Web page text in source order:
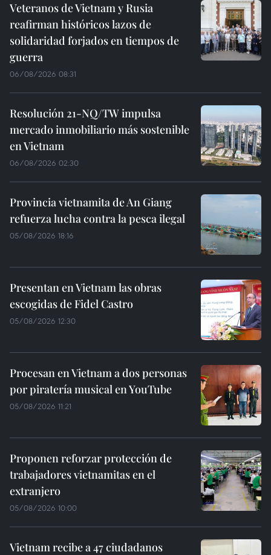
Veteranos de Vietnam y Rusia
reafirman históricos lazos de
solidaridad forjados en tiempos de
guerra
06/08/2026 08:31
Resolución 21-NQ/TW impulsa
mercado inmobiliario más sostenible
en Vietnam
06/08/2026 02:30
Provincia vietnamita de An Giang
refuerza lucha contra la pesca ilegal
05/08/2026 18:16
Presentan en Vietnam las obras
escogidas de Fidel Castro
05/08/2026 12:30
Procesan en Vietnam a dos personas
por piratería musical en YouTube
05/08/2026 11:21
Proponen reforzar protección de
trabajadores vietnamitas en el
extranjero
05/08/2026 10:00
Vietnam recibe a 47 ciudadanos